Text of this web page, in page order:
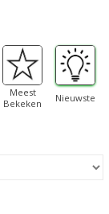
Meest
Bekeken
Nieuwste